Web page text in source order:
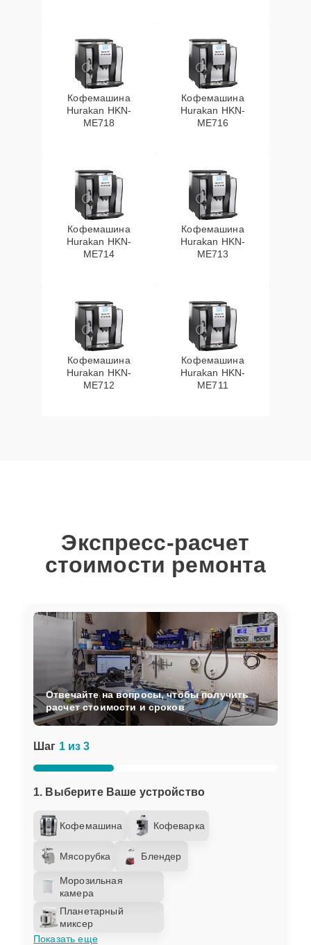
Кофемашина
Hurakan HKN-
ME718
Кофемашина
Hurakan HKN-
ME716
Кофемашина
Hurakan HKN-
ME714
Кофемашина
Hurakan HKN-
ME713
Кофемашина
Hurakan HKN-
ME712
Кофемашина
Hurakan HKN-
ME711
Экспресс-расчет
стоимости ремонта
Шаг 1 из 3
1. Выберите Ваше устройство
Кофемашина Кофеварка
Мясорубка Блендер
Морозильная
камера
Планетарный
миксер
Показать еще
Отвечайте на вопросы, чтобы получить
расчет стоимости и сроков